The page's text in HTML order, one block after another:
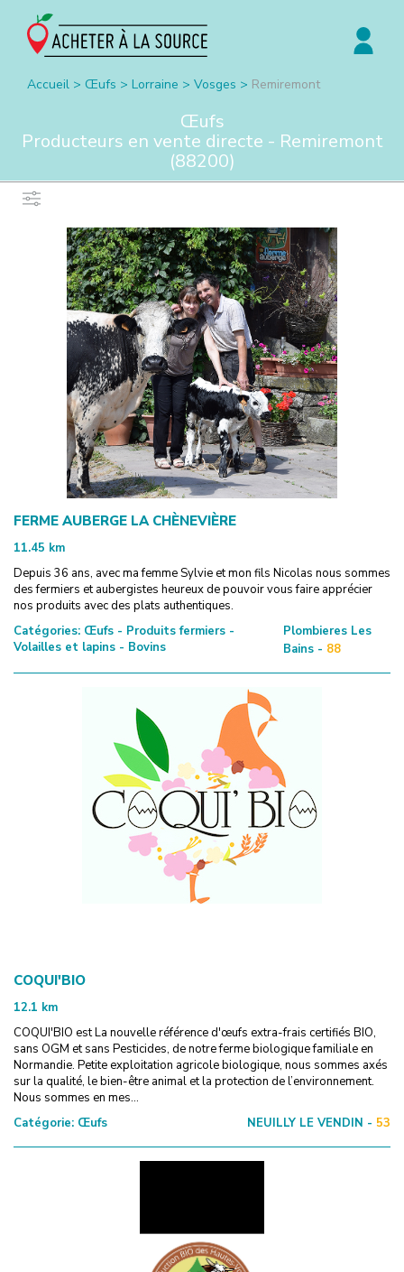
Accueil > Œufs > Lorraine > Vosges > Remiremont
Œufs
Producteurs en vente directe - Remiremont
(88200)
FERME AUBERGE LA CHÈNEVIÈRE
11.45 km
Depuis 36 ans, avec ma femme Sylvie et mon fils Nicolas nous sommes
des fermiers et aubergistes heureux de pouvoir vous faire apprécier
nos produits avec des plats authentiques.
Catégories: Œufs - Produits fermiers -
Volailles et lapins - Bovins
Plombieres Les
Bains - 88
COQUI'BIO
12.1 km
COQUI'BIO est La nouvelle référence d'œufs extra-frais certifiés BIO,
sans OGM et sans Pesticides, de notre ferme biologique familiale en
Normandie. Petite exploitation agricole biologique, nous sommes axés
sur la qualité, le bien-être animal et la protection de l’environnement.
Nous sommes en mes...
Catégorie: Œufs NEUILLY LE VENDIN - 53